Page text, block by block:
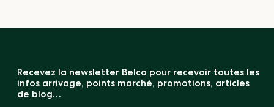
Recevez la newsletter Belco pour recevoir toutes les
infos arrivage, points marché, promotions, articles
de blog…